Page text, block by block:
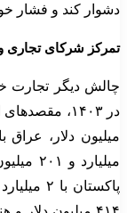
دشوار کند و فشار
تمرکز شرکای تجاری
چالش دیگر تجارت